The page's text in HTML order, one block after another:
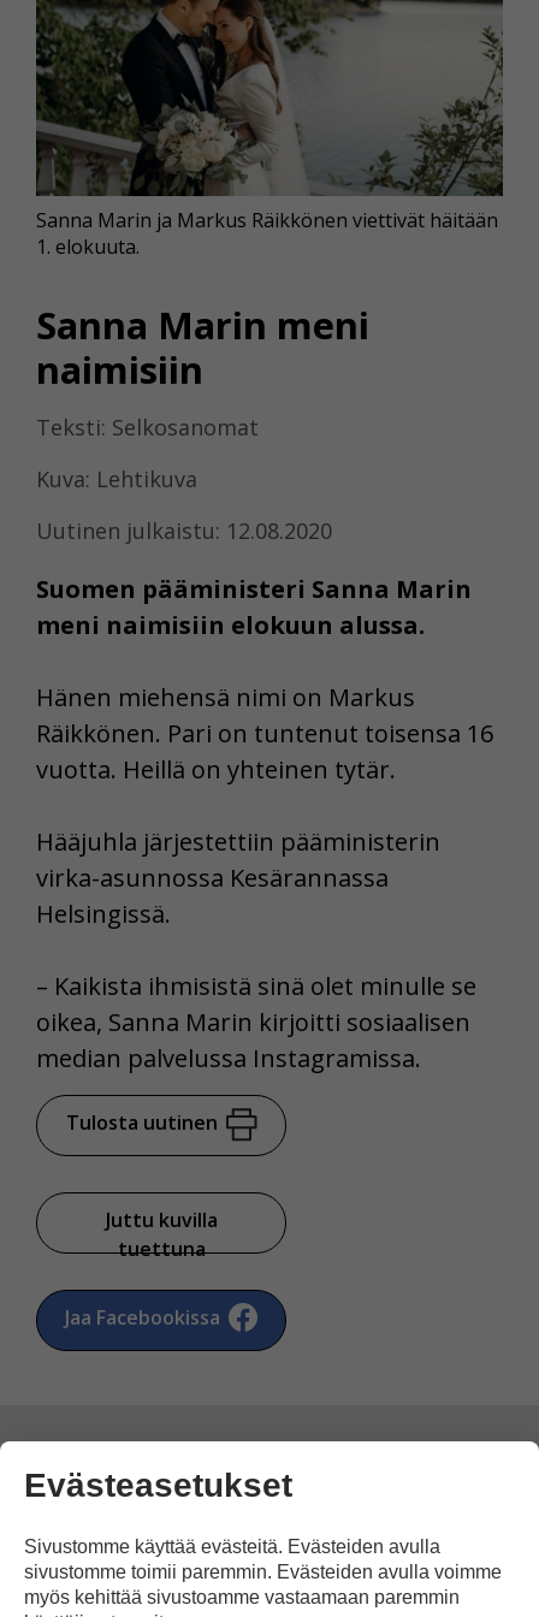
Sanna Marin meni
naimisiin
Teksti: Selkosanomat
Kuva: Lehtikuva
Uutinen julkaistu: 12.08.2020
Suomen pääministeri Sanna Marin
meni naimisiin elokuun alussa.
Sanna Marin ja Markus Räikkönen viettivät häitään
1. elokuuta.
Hänen miehensä nimi on Markus
Räikkönen. Pari on tuntenut toisensa 16
vuotta. Heillä on yhteinen tytär.
Hääjuhla järjestettiin pääministerin
virka-asunnossa Kesärannassa
Helsingissä.
– Kaikista ihmisistä sinä olet minulle se
oikea, Sanna Marin kirjoitti sosiaalisen
median palvelussa Instagramissa.
Tulosta uutinen
Juttu kuvilla
tuettuna
Jaa Facebookissa
Kommentoi
Voit kirjoittaa mielipiteesi
Evästeasetukset
Sivustomme käyttää evästeitä. Evästeiden avulla
sivustomme toimii paremmin. Evästeiden avulla voimme
myös kehittää sivustoamme vastaamaan paremmin